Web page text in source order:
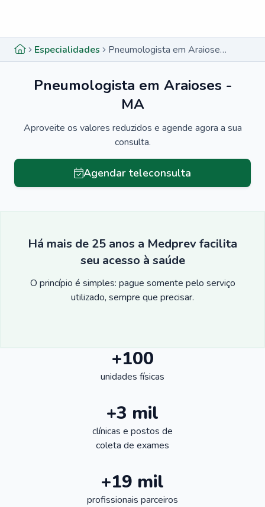
Especialidades Pneumologista em Araioses - MA
Pneumologista em Araioses -
MA
Aproveite os valores reduzidos e agende agora a sua
consulta.
Agendar teleconsulta
Há mais de 25 anos a Medprev facilita
seu acesso à saúde
O princípio é simples: pague somente pelo serviço
utilizado, sempre que precisar.
+100
unidades físicas
+3 mil
clínicas e postos de
coleta de exames
+19 mil
profissionais parceiros